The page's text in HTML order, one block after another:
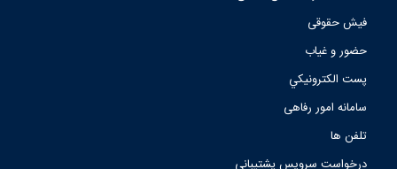
فیش حقوقی
حضور و غیاب
پست الكترونيكي
سامانه امور رفاهی
تلفن ها
درخواست سرویس پشتیبانی